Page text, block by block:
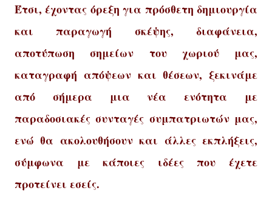
Έτσι, έχοντας όρεξη για πρόσθετηδημιουργία
και παραγωγή σκέψης, διαφάνεια,
αποτύπωσησημείων του χωριού μας,
καταγραφή απόψεων και θέσεων, ξεκινάμε
από σήμερα μια νέα ενότητα με
παραδοσιακέςσυνταγές συμπατριωτών μας,
ενώ θα ακολουθήσουν και άλλες εκπλήξεις,
σύμφωνα με κάποιες ιδέες που έχετε
προτείνει εσείς.